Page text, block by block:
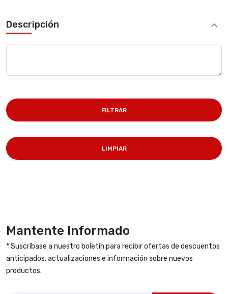
Descripción
FILTRAR
LIMPIAR
Mantente Informado
* Suscríbase a nuestro boletín para recibir ofertas de descuentos
anticipados, actualizaciones e información sobre nuevos
productos.